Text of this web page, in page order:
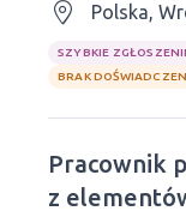
Polska,
SZYBKIE
BRAK
Pracownik
z